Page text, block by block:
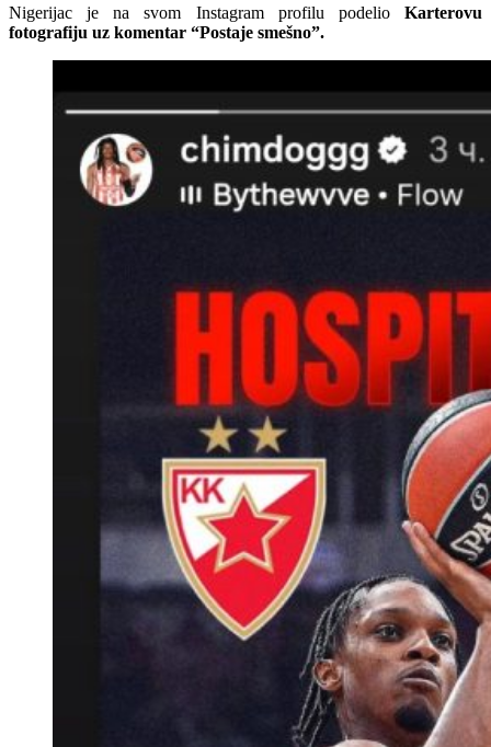
Nigerijac je na svom Instagram profilu podelio Karterovu
fotografiju uz komentar “Postaje smešno”.